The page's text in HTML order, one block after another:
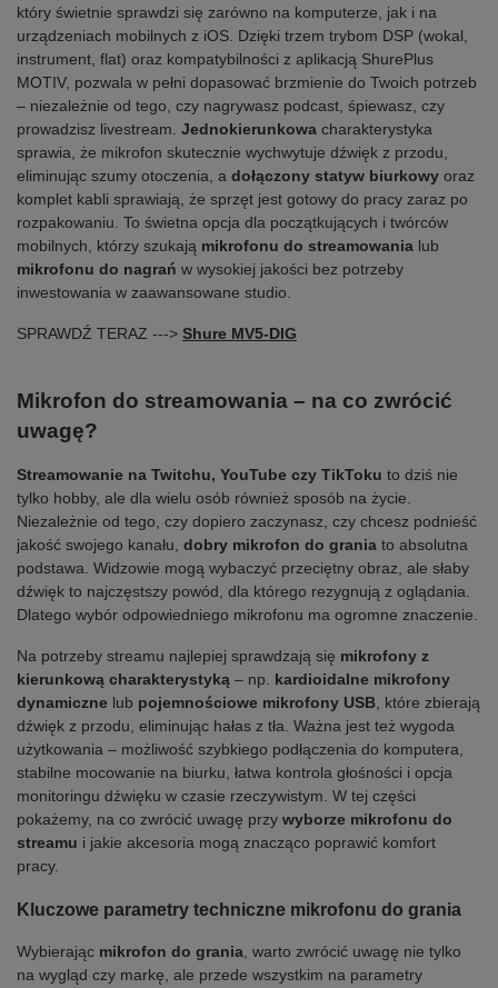
który świetnie sprawdzi się zarówno na komputerze, jak i na
urządzeniach mobilnych z iOS. Dzięki trzem trybom DSP (wokal,
instrument, flat) oraz kompatybilności z aplikacją ShurePlus
MOTIV, pozwala w pełni dopasować brzmienie do Twoich potrzeb
– niezależnie od tego, czy nagrywasz podcast, śpiewasz, czy
prowadzisz livestream. Jednokierunkowa charakterystyka
sprawia, że mikrofon skutecznie wychwytuje dźwięk z przodu,
eliminując szumy otoczenia, a dołączony statyw biurkowy oraz
komplet kabli sprawiają, że sprzęt jest gotowy do pracy zaraz po
rozpakowaniu. To świetna opcja dla początkujących i twórców
mobilnych, którzy szukają mikrofonu do streamowania lub
mikrofonu do nagrań w wysokiej jakości bez potrzeby
inwestowania w zaawansowane studio.
SPRAWDŹ TERAZ ---> Shure MV5-DIG
Mikrofon do streamowania – na co zwrócić
uwagę?
Streamowanie na Twitchu, YouTube czy TikToku to dziś nie
tylko hobby, ale dla wielu osób również sposób na życie.
Niezależnie od tego, czy dopiero zaczynasz, czy chcesz podnieść
jakość swojego kanału, dobry mikrofon do grania to absolutna
podstawa. Widzowie mogą wybaczyć przeciętny obraz, ale słaby
dźwięk to najczęstszy powód, dla którego rezygnują z oglądania.
Dlatego wybór odpowiedniego mikrofonu ma ogromne znaczenie.
Na potrzeby streamu najlepiej sprawdzają się mikrofony z
kierunkową charakterystyką – np. kardioidalne mikrofony
dynamiczne lub pojemnościowe mikrofony USB, które zbierają
dźwięk z przodu, eliminując hałas z tła. Ważna jest też wygoda
użytkowania – możliwość szybkiego podłączenia do komputera,
stabilne mocowanie na biurku, łatwa kontrola głośności i opcja
monitoringu dźwięku w czasie rzeczywistym. W tej części
pokażemy, na co zwrócić uwagę przy wyborze mikrofonu do
streamu i jakie akcesoria mogą znacząco poprawić komfort
pracy.
Kluczowe parametry techniczne mikrofonu do grania
Wybierając mikrofon do grania, warto zwrócić uwagę nie tylko
na wygląd czy markę, ale przede wszystkim na parametry